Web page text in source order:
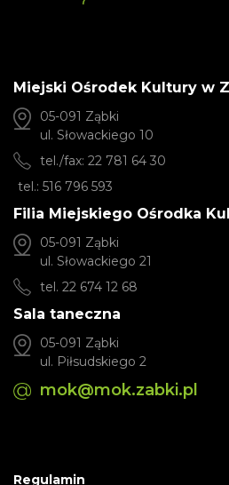
Miejski Ośrodek Kultury w
05-091 Ząbki
ul. Słowackiego 10
tel./fax: 22 781 64 30
tel.: 516 796 593
Filia Miejskiego Ośrodka
05-091 Ząbki
ul. Słowackiego 21
tel. 22 674 12 68
Sala taneczna
05-091 Ząbki
ul. Piłsudskiego 2
mok@mok.zabki.pl
Regulamin